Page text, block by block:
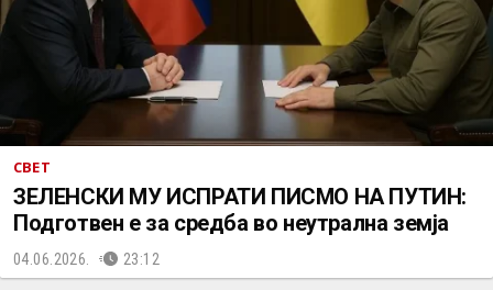
СВЕТ
ЗЕЛЕНСКИ МУ ИСПРАТИ ПИСМО НА ПУТИН:
Подготвен е за средба во неутрална земја
04.06.2026. 23:12